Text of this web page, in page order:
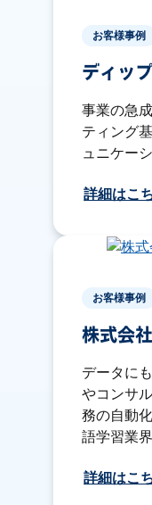
お客様事例
ディッ
事業の急
ティング
ュニケー
詳細はこ
お客様事例
株式会
データに
やコンサ
務の自動
語学習業
詳細はこ